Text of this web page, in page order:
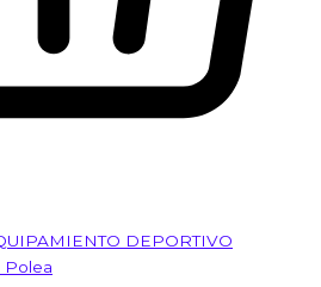
DEPORTIVO
Polea